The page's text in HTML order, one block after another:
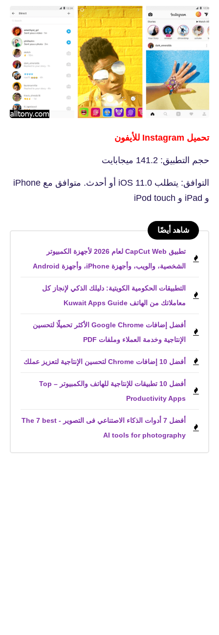
تحميل Instagram للأيفون
حجم التطبيق: 141.2 ميجابايت
التوافق: يتطلب iOS 11.0 أو أحدث. متوافق مع iPhone
و iPad و iPod touch
شاهد أيضًا
تطبيق CapCut Web لعام 2026 لأجهزة الكمبيوتر
الشخصية، والويب، وأجهزة iPhone، وأجهزة Android
التطبيقات الحكومية الكويتية: دليلك الذكي لإنجاز كل
معاملاتك من الهاتف Kuwait Apps Guide
أفضل إضافات Google Chrome الأكثر تحميلًا لتحسين
الإنتاجية وخدمة العملاء وملفات PDF
أفضل 10 إضافات Chrome لتحسين الإنتاجية لتعزيز عملك
أفضل 10 تطبيقات للإنتاجية للهاتف والكمبيوتر – Top
Productivity Apps
أفضل 7 أدوات الذكاء الاصتناعي فى التصوير - The 7 best
AI tools for photography